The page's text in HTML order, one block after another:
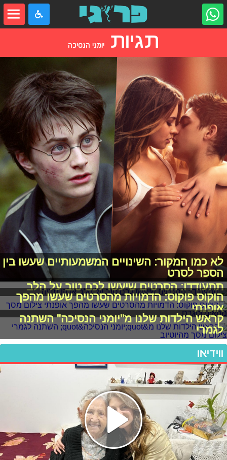
תגיות יומני הנסיכה
לא כמו המקור: השינויים המשמעותיים שעשו בין
הספר לסרט
תתעודדו: הסרטים שיעשו לכם טוב על הלב
הוקוס פוקוס: הדמויות מהסרטים שעשו מהפך
אופנתי
קראש הילדות שלנו מ"יומני הנסיכה" השתנה
לגמרי
ווידיאו